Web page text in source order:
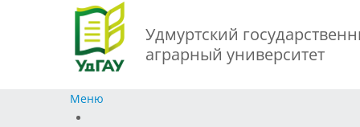
Удмуртский
аграрный университет
Меню